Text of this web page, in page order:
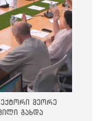
მეორე
გახდა